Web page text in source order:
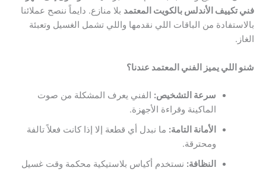
فني تكييف الأندلس بالكويت المعتمد بلا منازع. دايماً ننصح عملائنا
بالاستفادة من الباقات اللي نقدمها واللي تشمل الغسيل وتعبئة
الغاز.
شنو اللي يميز الفني المعتمد عندنا؟
سرعة التشخيص: الفني يعرف المشكلة من صوت
الماكينة وقراءة الأجهزة.
الأمانة التامة: ما نبدل أي قطعة إلا إذا كانت فعلاً تالفة
ومحترقة.
النظافة: نستخدم أكياس بلاستيكية محكمة وقت غسيل